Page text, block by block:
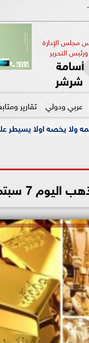
مجلس الإدارة
ورئيس التحرير
أسامة
شرشر
عربي ودولي تقارير
ليلة عليه
7 سبتمبر 2022 فى مصر